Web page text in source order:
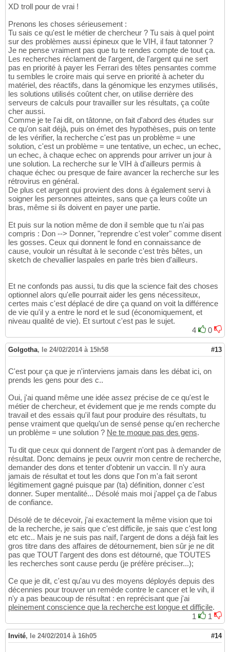
XD troll pour de vrai !
Prenons les choses sérieusement :
Tu sais ce qu'est le métier de chercheur ? Tu sais à quel point
sur des problèmes aussi épineux que le VIH, il faut tatonner ?
Je ne pense vraiment pas que tu te rendes compte de tout ça.
Les recherches réclament de l'argent, de l'argent qui ne sert
pas en priorité à payer les Ferrari des têtes pensantes comme
tu sembles le croire mais qui serve en priorité à acheter du
matériel, des réactifs, dans la génomique les enzymes utilisés,
les solutions utilisés coûtent cher, on utilise derrière des
serveurs de calculs pour travailler sur les résultats, ça coûte
cher aussi.
Comme je te l'ai dit, on tâtonne, on fait d'abord des études sur
ce qu'on sait déjà, puis on émet des hypothèses, puis on tente
de les vérifier, la recherche c'est pas un problème = une
solution, c'est un problème = une tentative, un echec, un echec,
un echec, à chaque echec on apprends pour arriver un jour à
une solution. La recherche sur le VIH à d'ailleurs permis à
chaque échec ou presque de faire avancer la recherche sur les
rétrovirus en général.
De plus cet argent qui provient des dons à également servi à
soigner les personnes atteintes, sans que ça leurs coûte un
bras, même si ils doivent en payer une partie.
Et puis sur la notion même de don il semble que tu n'ai pas
compris : Don --> Donner, "reprendre c'est voler" comme disent
les gosses. Ceux qui donnent le fond en connaissance de
cause, vouloir un résultat à le seconde c'est très bêtes, un
sketch de chevallier laspales en parle très bien d'ailleurs.
Et ne confonds pas aussi, tu dis que la science fait des choses
optionnel alors qu'elle pourrait aider les gens nécessiteux,
certes mais c'est déplacé de dire ça quand on voit la différence
de vie qu'il y a entre le nord et le sud (économiquement, et
niveau qualité de vie). Et surtout c'est pas le sujet.
4
0
Golgotha, le 24/02/2014 à 15h58 #13
C'est pour ça que je n'interviens jamais dans les débat ici, on
prends les gens pour des c..
Oui, j'ai quand même une idée assez précise de ce qu'est le
métier de chercheur, et évidement que je me rends compte du
travail et des essais qu'il faut pour produire des résultats, tu
pense vraiment que quelqu'un de sensé pense qu'en recherche
un problème = une solution ? Ne te moque pas des gens.
Tu dit que ceux qui donnent de l'argent n'ont pas à demander de
résultat. Donc demains je peux ouvrir mon centre de recherche,
demander des dons et tenter d'obtenir un vaccin. Il n'y aura
jamais de résultat et tout les dons que l'on m'a fait seront
légitimement gagné puisque par (ta) définition, donner c'est
donner. Super mentalité... Désolé mais moi j'appel ça de l'abus
de confiance.
Désolé de te décevoir, j'ai exactement la même vision que toi
de la recherche, je sais que c'est difficile, je sais que c'est long
etc etc.. Mais je ne suis pas naïf, l'argent de dons a déjà fait les
gros titre dans des affaires de détournement, bien sûr je ne dit
pas que TOUT l'argent des dons est détourné, que TOUTES
les recherches sont cause perdu (je préfère préciser...);
Ce que je dit, c'est qu'au vu des moyens déployés depuis des
décennies pour trouver un remède contre le cancer et le vih, il
n'y a pas beaucoup de résultat : en reprécisant que j'ai
pleinement conscience que la recherche est longue et difficile.
1
1
Invité, le 24/02/2014 à 16h05 #14